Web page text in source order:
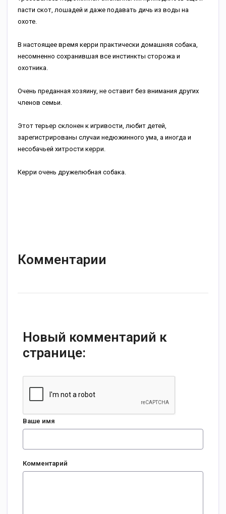
пасти скот, лошадей и даже подавать дичь из воды на
охоте.
В настоящее время керри практически домашняя собака,
несомненно сохранившая все инстинкты сторожа и
охотника.
Очень преданная хозяину, не оставит без внимания других
членов семьи.
Этот терьер склонен к игривости, любит детей,
зарегистрированы случаи недюжинного ума, а иногда и
несобачьей хитрости керри.
Керри очень дружелюбная собака.
Комментарии
Новый комментарий к
странице:
Ваше имя
Комментарий